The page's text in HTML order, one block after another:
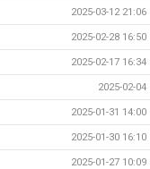
2025-03-12 21:06
2025-02-28 16:50
2025-02-17 16:34
2025-02-04
2025-01-31 14:00
2025-01-30 16:10
2025-01-27 10:09